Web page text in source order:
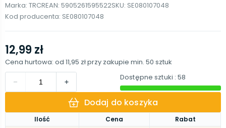
Marka: TRCREAN: 5905261595522SKU: SE080107048
Kod producenta: SE080107048
Ilość Cena
Rabat
12,99 zł
Cena hurtowa: od 11,95 złprzy zakupie min. 50 sztuk
Dostępne sztuki : 58
Dodaj do koszyka